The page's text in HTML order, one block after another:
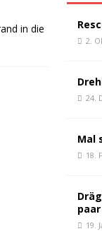
in die
2.
24.
Mal
18.
19.